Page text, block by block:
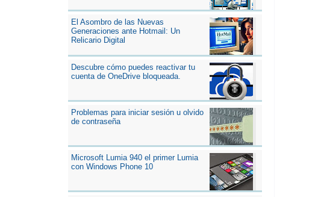
El Asombro de las Nuevas
Generaciones ante Hotmail: Un
Relicario Digital
Descubre cómo puedes reactivar tu
cuenta de OneDrive bloqueada.
Problemas para iniciar sesión u olvido
de contraseña
Microsoft Lumia 940 el primer Lumia
con Windows Phone 10